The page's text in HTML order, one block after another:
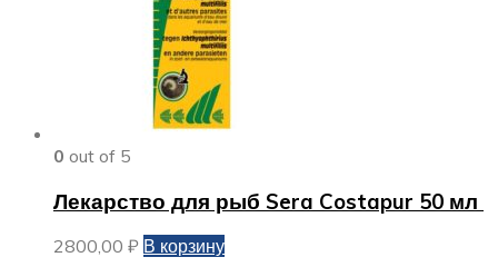
0 out of 5
Лекарство для рыб Sera Costapur 50 мл
2800,00 ₽ В корзину